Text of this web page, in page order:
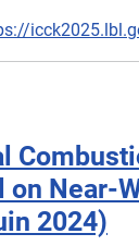
on Near-
2024)